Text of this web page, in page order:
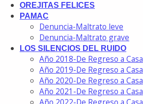
OREJITAS FELICES
PAMAC
Denuncia-Maltrato leve
Denuncia-Maltrato grave
LOS SILENCIOS DEL RUIDO
Año 2018-De Regreso a Casa
Año 2019-De Regreso a Casa
Año 2020-De Regreso a Casa
Año 2021-De Regreso a Casa